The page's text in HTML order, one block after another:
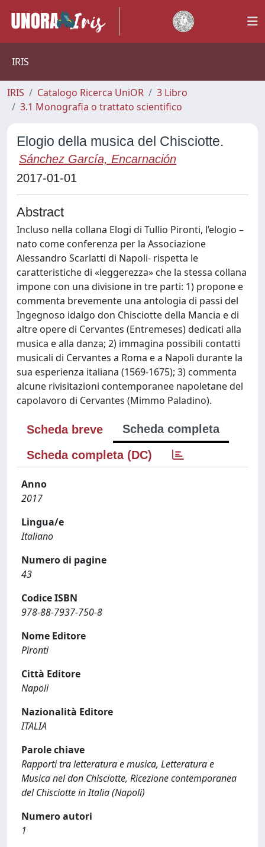
IRIS
IRIS Catalogo Ricerca UniOR
3 Libro
3.1 Monografia o trattato scientifico
Elogio della musica del Chisciotte.
Sánchez García, Encarnación
2017-01-01
Abstract
Incluso nella collana Elogi di Tullio Pironti, l’elogio –
nato come conferenza per la Associazione
Alessandro Scarlatti di Napoli- rispetta le
caratteristiche di «leggerezza» che la stessa collana
impone con una divisione in tre parti: 1) propone e
commenta brevemente una antologia di passi del
Ingegnoso idalgo don Chisciotte della Mancia e di
altre opere di Cervantes (Entremeses) dedicati alla
musica e alla danza; 2) immagina possibili contatti
musicali di Cervantes a Roma e a Napoli durante la
sua esperienza italiana (1569-1675); 3) commenta
alcune rivisitazioni contemporanee napoletane del
capolavoro di Cervantes (Mimmo Paladino).
Scheda breve
Scheda completa
Scheda completa (DC)
Anno
2017
Lingua/e
Italiano
Numero di pagine
43
Codice ISBN
978-88-7937-750-8
Nome Editore
Pironti
Città Editore
Napoli
Nazionalità Editore
ITALIA
Parole chiave
Rapporti tra letteratura e musica, Letteratura e
Musica nel don Chisciotte, Ricezione contemporanea
del Chisciotte in Italia (Napoli)
Numero autori
1